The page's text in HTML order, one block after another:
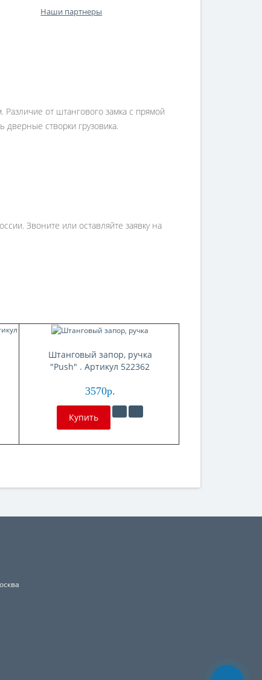
Наши партнеры
от штангового замка с прямой
дверные створки грузовика.
Звоните или оставляйте заявку на
Штанговый запор, ручка
"Push" . Артикул 522362
3570р.
Купить